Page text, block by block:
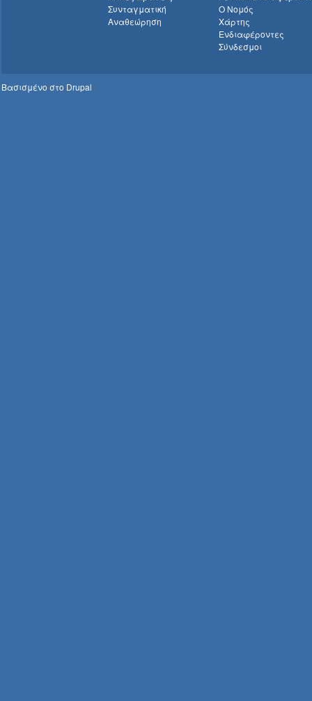
Συνταγματική
Αναθεώρηση
Ο Νομός
Χάρτης
Ενδιαφέροντες
Σύνδεσμοι
Βασισμένο στο Drupal